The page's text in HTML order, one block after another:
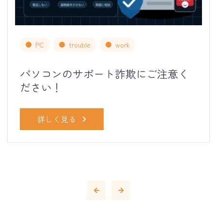
PC trouble work
パソコンのサポート詐欺にご注意く
ださい！
詳しく見る